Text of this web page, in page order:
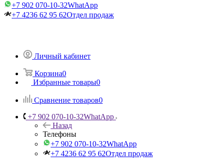
+7 902 070-10-32WhatApp
+7 4236 62 95 62Отдел продаж
Личный кабинет
Корзина0
Избранные товары0
Сравнение товаров0
+7 902 070-10-32WhatApp
Назад
Телефоны
+7 902 070-10-32WhatApp
+7 4236 62 95 62Отдел продаж